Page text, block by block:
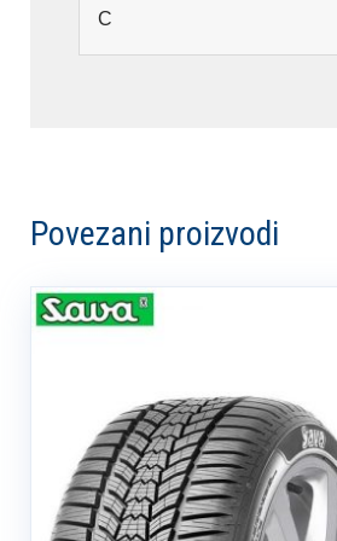
C
Povezani proizvodi